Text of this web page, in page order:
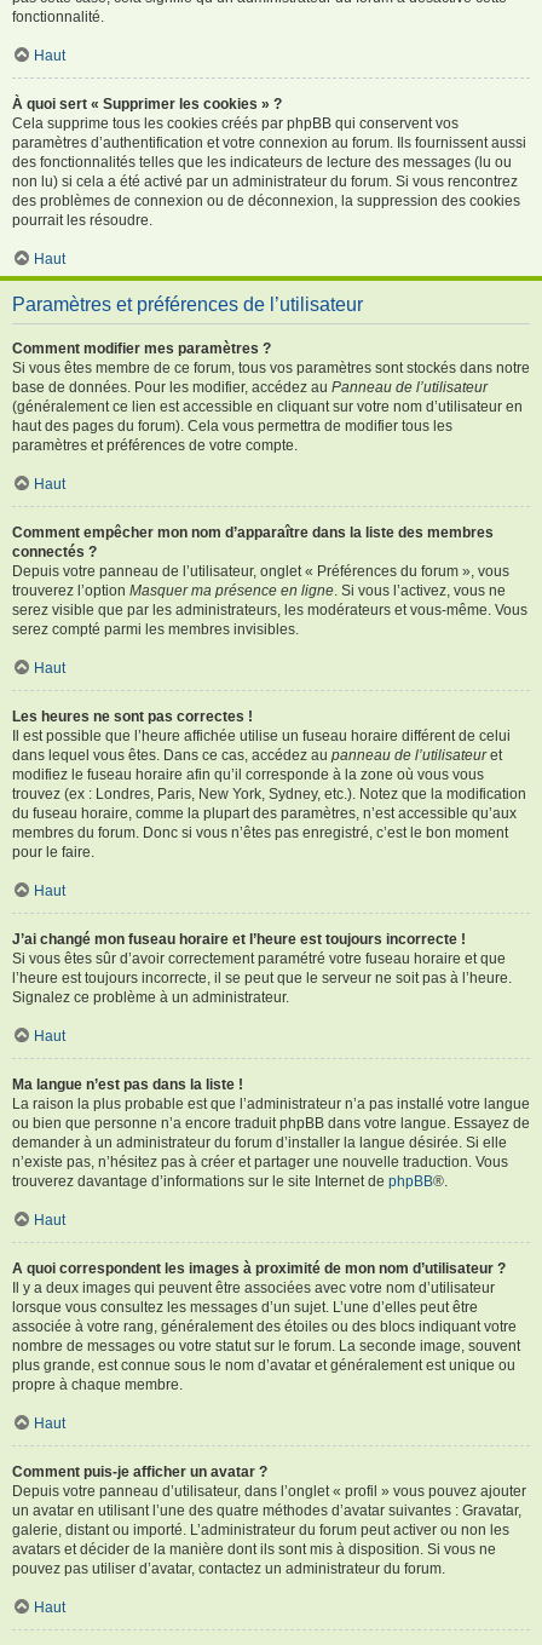
fonctionnalité.
Haut
À quoi sert « Supprimer les cookies » ?
Cela supprime tous les cookies créés par phpBB qui conservent vos
paramètres d’authentification et votre connexion au forum. Ils fournissent aussi
des fonctionnalités telles que les indicateurs de lecture des messages (lu ou
non lu) si cela a été activé par un administrateur du forum. Si vous rencontrez
des problèmes de connexion ou de déconnexion, la suppression des cookies
pourrait les résoudre.
Haut
Paramètres et préférences de l’utilisateur
Comment modifier mes paramètres ?
Si vous êtes membre de ce forum, tous vos paramètres sont stockés dans notre
base de données. Pour les modifier, accédez au Panneau de l’utilisateur
(généralement ce lien est accessible en cliquant sur votre nom d’utilisateur en
haut des pages du forum). Cela vous permettra de modifier tous les
paramètres et préférences de votre compte.
Haut
Comment empêcher mon nom d’apparaître dans la liste des membres
connectés ?
Depuis votre panneau de l’utilisateur, onglet « Préférences du forum », vous
trouverez l’option Masquer ma présence en ligne . Si vous l’activez, vous ne
serez visible que par les administrateurs, les modérateurs et vous-même. Vous
serez compté parmi les membres invisibles.
Haut
Les heures ne sont pas correctes !
Il est possible que l’heure affichée utilise un fuseau horaire différent de celui
dans lequel vous êtes. Dans ce cas, accédez au panneau de l’utilisateuret
modifiez le fuseau horaire afin qu’il corresponde à la zone où vous vous
trouvez (ex : Londres, Paris, New York, Sydney, etc.). Notez que la modification
du fuseau horaire, comme la plupart des paramètres, n’est accessible qu’aux
membres du forum. Donc si vous n’êtes pas enregistré, c’est le bon moment
pour le faire.
Haut
J’ai changé mon fuseau horaire et l’heure est toujours incorrecte !
Si vous êtes sûr d’avoir correctement paramétré votre fuseau horaire et que
l’heure est toujours incorrecte, il se peut que le serveur ne soit pas à l’heure.
Signalez ce problème à un administrateur.
Haut
Ma langue n’est pas dans la liste !
La raison la plus probable est que l’administrateur n’a pas installé votre langue
ou bien que personne n’a encore traduit phpBB dans votre langue. Essayez de
demander à un administrateur du forum d’installer la langue désirée. Si elle
n’existe pas, n’hésitez pas à créer et partager une nouvelle traduction. Vous
trouverez davantage d’informations sur le site Internet de phpBB®.
Haut
A quoi correspondent les images à proximité de mon nom d’utilisateur ?
Il y a deux images qui peuvent être associées avec votre nom d’utilisateur
lorsque vous consultez les messages d’un sujet. L’une d’elles peut être
associée à votre rang, généralement des étoiles ou des blocs indiquant votre
nombre de messages ou votre statut sur le forum. La seconde image, souvent
plus grande, est connue sous le nom d’avatar et généralement est unique ou
propre à chaque membre.
Haut
Comment puis-je afficher un avatar ?
Depuis votre panneau d’utilisateur, dans l’onglet « profil » vous pouvez ajouter
un avatar en utilisant l’une des quatre méthodes d’avatar suivantes : Gravatar,
galerie, distant ou importé. L’administrateur du forum peut activer ou non les
avatars et décider de la manière dont ils sont mis à disposition. Si vous ne
pouvez pas utiliser d’avatar, contactez un administrateur du forum.
Haut